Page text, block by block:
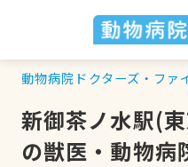
動物病院ドクターズ・ファ
新御茶ノ水駅(
の獣医・動物病